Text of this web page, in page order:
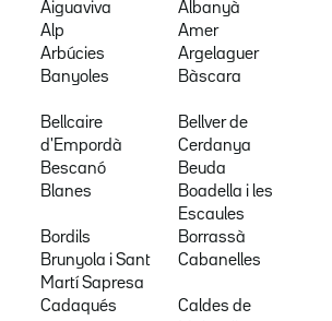
Aiguaviva
Albanyà
Alp
Amer
Arbúcies
Argelaguer
Banyoles Bàscara
Bellcaire
d'Empordà
Bellver de
Cerdanya
Bescanó
Beuda
Blanes
Boadella i les
Escaules
Bordils
Borrassà
Brunyola i Sant
Martí Sapresa
Cabanelles
Cadaqués
Caldes de